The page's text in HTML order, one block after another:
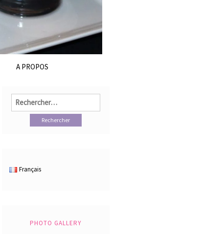
A PROPOS
Rechercher :
Français
PHOTO GALLERY